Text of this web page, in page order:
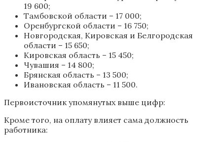
19 600;
Тамбовской области – 17 000;
Оренбургской области – 16 750;
Новгородская, Кировская и Белгородская
области – 15 650;
Кировская область – 15 450;
Чувашия – 14 800;
Брянская область – 13 500;
Ивановская область – 11 500.
Первоисточник упомянутых выше цифр:
Кроме того, на оплату влияет сама должность
работника: